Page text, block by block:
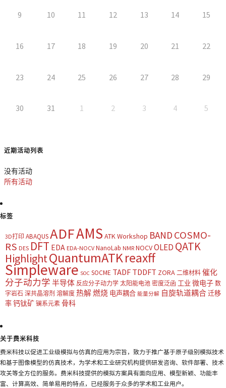
9 10 11 12 13 14 15
16 17 18 19 20 21 22
23 24 25 26 27 28 29
30 31 1 2 3 4 5
近期活动列表
没有活动
所有活动
标签
3D打印 ABAQUSADFAMS ATK Workshop BAND COSMO-
RS DES DFT EDA EDA-NOCV NanoLab NMR NOCVOLED QATK
HighlightQuantumATKreaxff
Simpleware SOC SOCME TADF TDDFT ZORA 二维材料 催化
分子动力学 半导体 反应分子动力学 太阳能电池 密度泛函 工业 微电子 数
字岩石 深共晶溶剂 溶解度 热解燃烧 电声耦合 能量分解 自旋轨道耦合迁移
率钙钛矿 镧系元素 骨科
关于费米科技
费米科技以促进工业级模拟与仿真的应用为宗旨，致力于推广基于原子级别模拟技术
和基于图像模型的仿真技术，为学术和工业研究机构提供研发咨询、软件部署、技术
攻关等全方位的服务。费米科技提供的模拟方案具有面向应用、模型新颖、功能丰
富、计算高效、简单易用的特点，已经服务于众多的学术和工业用户。